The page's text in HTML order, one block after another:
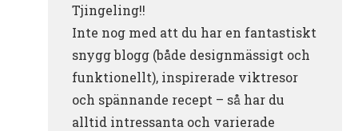
Tjingeling!!
Inte nog med att du har en fantastiskt
snygg blogg (både designmässigt och
funktionellt), inspirerade viktresor
och spännande recept – så har du
alltid intressanta och varierade